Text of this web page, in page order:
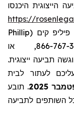
הייצוגית היכנסו
https://
קים (Phillip
), במספר החינמי 866-767-3653, או
תביעה ייצוגית.
לעתור לבית
2025
. תובע
השותפים לתביעה